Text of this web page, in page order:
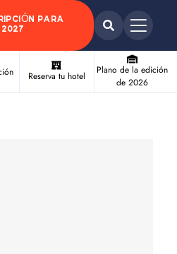
PARA
2027
Reserva tu hotel
Plano de la edición
de 2026